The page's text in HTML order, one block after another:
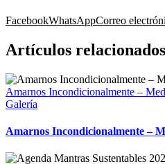
FacebookWhatsAppCorreo
Artículos relacionados
Amarnos Incondicionalmente –
Galería
Amarnos Incondicionalmente –